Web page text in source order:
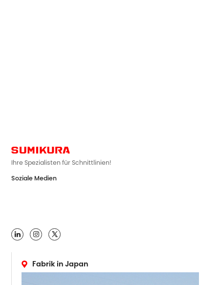
Ihre Spezialisten für Schnittlinien!
Soziale Medien

Fabrik in Japan